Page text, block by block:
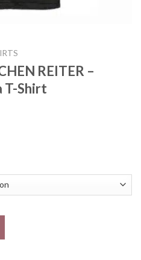
REITER –
T-Shirt